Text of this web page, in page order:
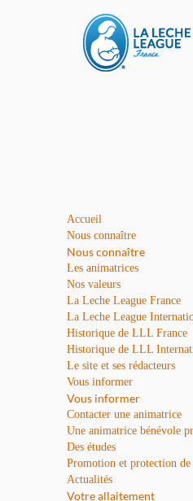
Accueil
Nous connaître
Nous connaître
Les animatrices
Nos valeurs
La Leche League France
La Leche League
Historique de LLL France
Historique de LLL
Le site et ses rédacteurs
Vous informer
Vous informer
Contacter une animatrice
Une animatrice bénévole
Des études
Promotion et protection
Actualités
Votre allaitement